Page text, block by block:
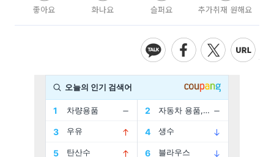
좋아요 화나요 슬퍼요 추가취재 원해요